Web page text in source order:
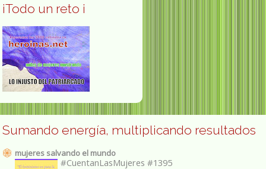
¡Todo un reto ¡
Sumando energía, multiplicando resultados
mujeres salvando el mundo
#CuentanLasMujeres #1395